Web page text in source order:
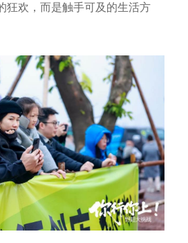
狂欢，而是触手可及的生活方